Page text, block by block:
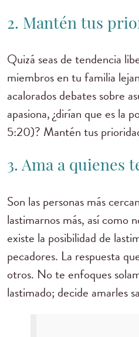
2. Mantén tus
Quizá seas de tendencia
miembros en tu familia
acalorados debates sobre
apasiona, ¿dirían que es la
5:20)? Mantén tus
3. Ama a quienes
Son las personas más
lastimarnos más, así como
existe la posibilidad de
pecadores. La respuesta
otros. No te enfoques
lastimado; decide amarles